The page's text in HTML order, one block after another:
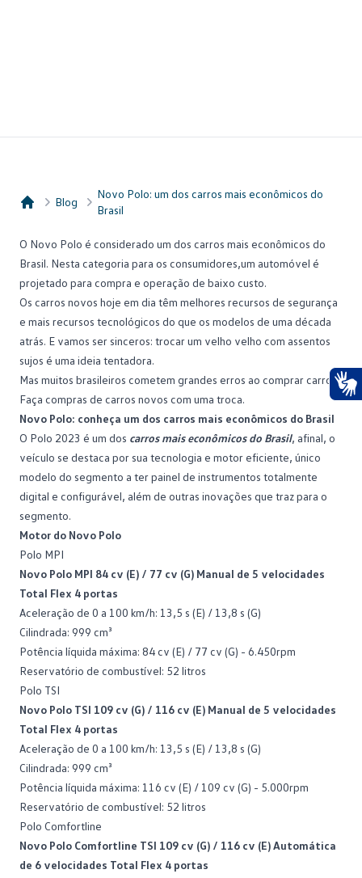
Consórcio Embracon
Blog
Novo Polo: um dos carros mais econômicos do
Brasil
O Novo Polo é considerado um dos carros mais econômicos do
Brasil. Nesta categoria para os consumidores,um automóvel é
projetado para compra e operação de baixo custo.
Os carros novos hoje em dia têm melhores recursos de segurança
e mais recursos tecnológicos do que os modelos de uma década
atrás. E vamos ser sinceros: trocar um velho velho com assentos
sujos é uma ideia tentadora.
Mas muitos brasileiros cometem grandes erros ao comprar carros.
Faça compras de carros novos com uma troca.
Novo Polo: conheça um dos carros mais econômicos do Brasil
O Polo 2023 é um dos carros mais econômicos do Brasil, afinal, o
veículo se destaca por sua tecnologia e motor eficiente, único
modelo do segmento a ter painel de instrumentos totalmente
digital e configurável, além de outras inovações que traz para o
segmento.
Motor do Novo Polo
Polo MPI
Novo Polo MPI 84 cv (E) / 77 cv (G) Manual de 5 velocidades
Total Flex 4 portas
Aceleração de 0 a 100 km/h: 13,5 s (E) / 13,8 s (G)
Cilindrada: 999 cm³
Potência líquida máxima: 84 cv (E) / 77 cv (G) - 6.450rpm
Reservatório de combustível: 52 litros
Polo TSI
Novo Polo TSI 109 cv (G) / 116 cv (E) Manual de 5 velocidades
Total Flex 4 portas
Aceleração de 0 a 100 km/h: 13,5 s (E) / 13,8 s (G)
Cilindrada: 999 cm³
Potência líquida máxima: 116 cv (E) / 109 cv (G) - 5.000rpm
Reservatório de combustível: 52 litros
Polo Comfortline
Novo Polo Comfortline TSI 109 cv (G) / 116 cv (E) Automática
de 6 velocidades Total Flex 4 portas